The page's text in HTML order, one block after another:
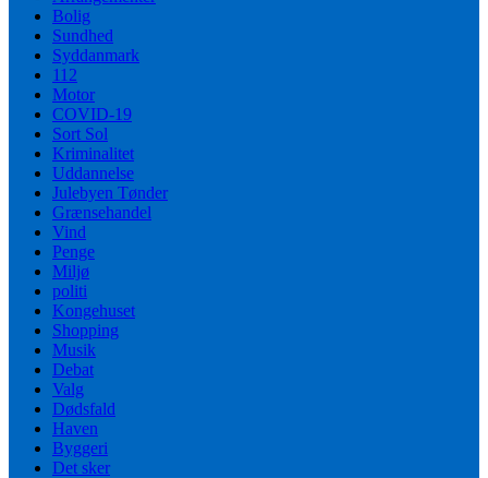
Bolig
Sundhed
Syddanmark
112
Motor
COVID-19
Sort Sol
Kriminalitet
Uddannelse
Julebyen Tønder
Grænsehandel
Vind
Penge
Miljø
politi
Kongehuset
Shopping
Musik
Debat
Valg
Dødsfald
Haven
Byggeri
Det sker